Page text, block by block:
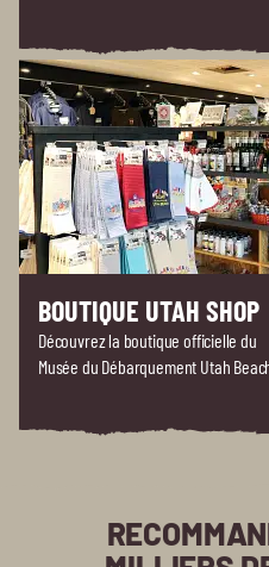
BOUTIQUE UTAH SHOP
Découvrez la boutique officielle du
Musée du Débarquement Utah